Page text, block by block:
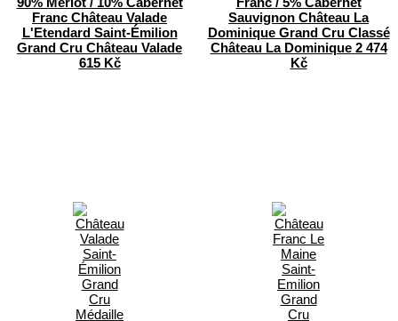
Franc Château Valade
L'Etendard Saint-Émilion
Grand Cru Château Valade
615 Kč
Sauvignon Château La
Dominique Grand Cru Classé
Château La Dominique 2 474
Kč